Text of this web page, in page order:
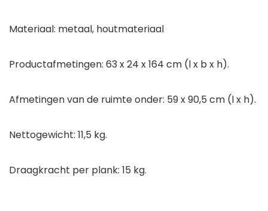
Materiaal: metaal, houtmateriaal
Productafmetingen: 63 x 24 x 164 cm (l x b x h).
Afmetingen van de ruimte onder: 59 x 90,5 cm (l x h).
Nettogewicht: 11,5 kg.
Draagkracht per plank: 15 kg.